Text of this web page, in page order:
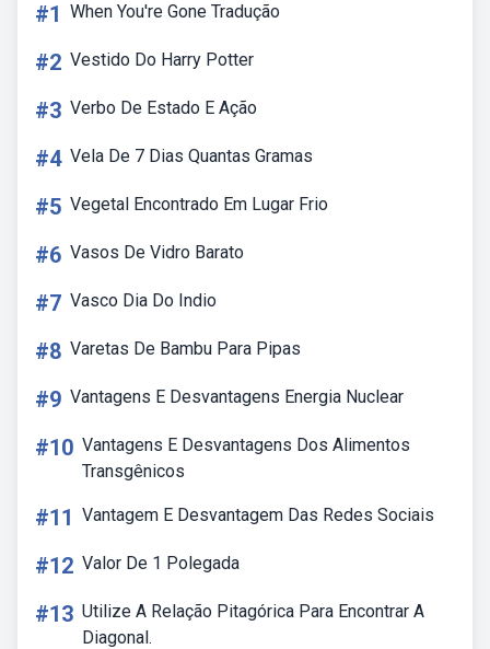
#1 When You're Gone Tradução
#2 Vestido Do Harry Potter
#3 Verbo De Estado E Ação
#4 Vela De 7 Dias Quantas Gramas
#5 Vegetal Encontrado Em Lugar Frio
#6 Vasos De Vidro Barato
#7 Vasco Dia Do Indio
#8 Varetas De Bambu Para Pipas
#9 Vantagens E Desvantagens Energia Nuclear
#10 Vantagens E Desvantagens Dos Alimentos
Transgênicos
#11 Vantagem E Desvantagem Das Redes Sociais
#12 Valor De 1 Polegada
#13 Utilize A Relação Pitagórica Para Encontrar A
Diagonal.